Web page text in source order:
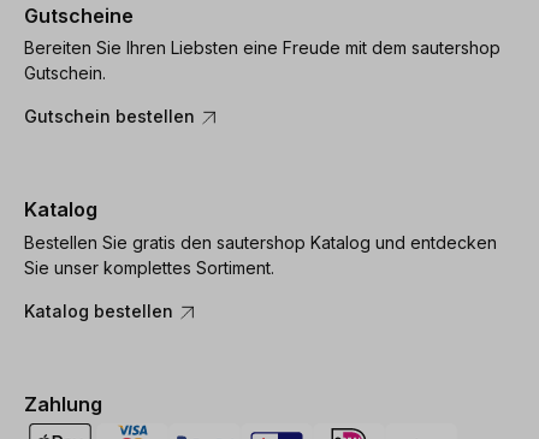
Gutscheine
Bereiten Sie Ihren Liebsten eine Freude mit dem sautershop
Gutschein.
Gutschein bestellen
Katalog
Bestellen Sie gratis den sautershop Katalog und entdecken
Sie unser komplettes Sortiment.
Katalog bestellen
Zahlung